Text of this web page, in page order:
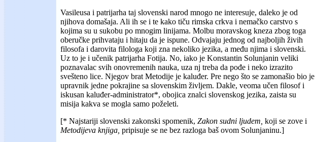
Vasileusa i patrijarha taj slovenski narod mnogo ne interesuje, daleko je od
njihova domašaja. Ali ih se i te kako tiču rimska crkva i nemačko carstvo s
kojima su u sukobu po mnogim linijama. Molbu moravskog kneza zbog toga
oberučke prihvataju i hitaju da je ispune. Odvajaju jednog od najboljih živih
filosofa i darovita filologa koji zna nekoliko jezika, a među njima i slovenski.
Uz to je i učenik patrijarha Fotija. No, iako je Konstantin Solunjanin veliki
poznavalac svih onovremenih nauka, uza nj treba da pođe i neko izrazito
svešteno lice. Njegov brat Metodije je kaluđer. Pre nego što se zamonašio bio je
upravnik jedne pokrajine sa slovenskim življem. Dakle, veoma učen filosof i
iskusan kaluđer-administrator*, obojica znalci slovenskog jezika, zaista su
misija kakva se mogla samo poželeti.
[* Najstariji slovenski zakonski spomenik, Zakon sudni ljudem, koji se zove i
Metodijeva knjiga, pripisuje se ne bez razloga baš ovom Solunjaninu.]